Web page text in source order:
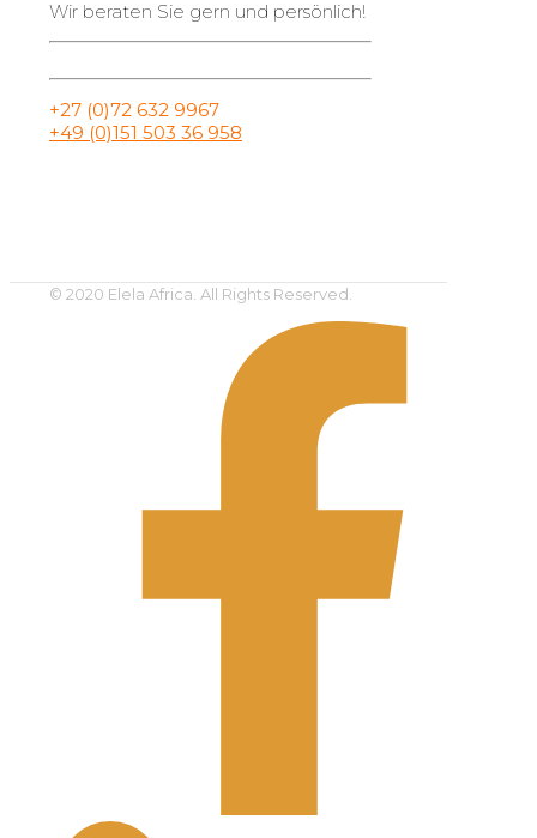
Elela Africa
Wir beraten Sie gern und persönlich!
+27 (0)72 632 9967
+49 (0)151 503 36 958
© 2020 Elela Africa. All Rights Reserved.